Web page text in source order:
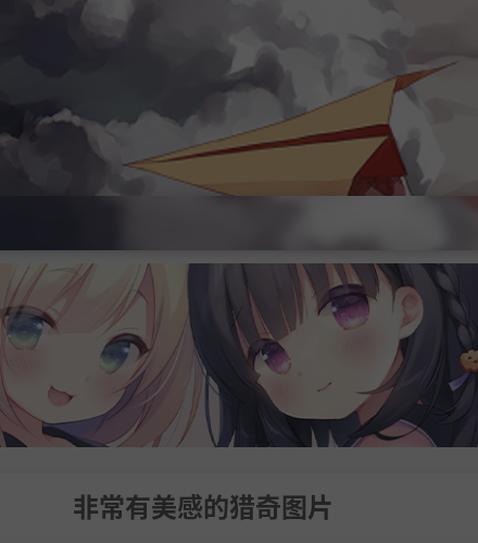
非常有美感的猎奇图片